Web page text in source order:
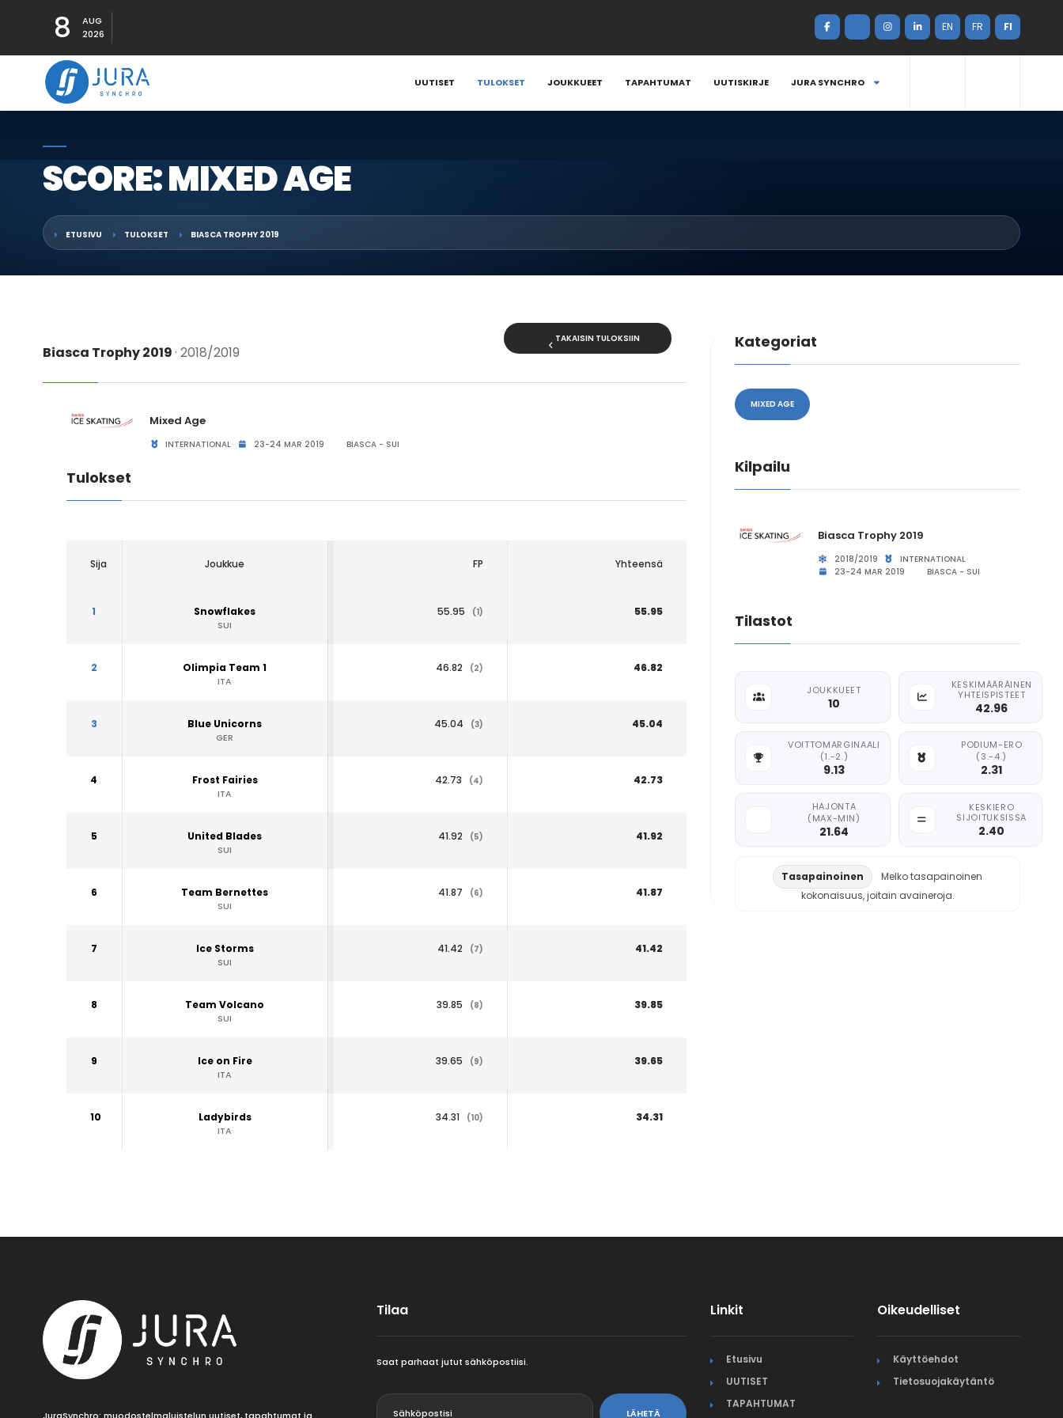
8
AUG
2026
EN FR FI
UUTISET TULOKSET JOUKKUEET TAPAHTUMAT UUTISKIRJE JURA SYNCHRO
SCORE: MIXED AGE
ETUSIVU TULOKSET BIASCA TROPHY 2019
Biasca Trophy 2019· 2018/2019
TAKAISIN TULOKSIIN
Mixed Age
INTERNATIONAL 23-24 MAR 2019 BIASCA - SUI
Tulokset
Sija Joukkue FP Yhteensä
1 Snowflakes
SUI
55.95 (1) 55.95
2 Olimpia Team 1
ITA
46.82 (2) 46.82
3 Blue Unicorns
GER
45.04 (3) 45.04
4 Frost Fairies
ITA
42.73 (4) 42.73
5 United Blades
SUI
41.92 (5) 41.92
6 Team Bernettes
SUI
41.87 (6) 41.87
7 Ice Storms
SUI
41.42 (7) 41.42
8 Team Volcano
SUI
39.85 (8) 39.85
9 Ice on Fire
ITA
39.65 (9) 39.65
10 Ladybirds
ITA
34.31 (10) 34.31
Kategoriat
MIXED AGE
Kilpailu
Biasca Trophy 2019
2018/2019
INTERNATIONAL
23-24 MAR 2019
BIASCA - SUI
Tilastot
JOUKKUEET
10
KESKIMÄÄRÄINEN
YHTEISPISTEET
42.96
VOITTOMARGINAALI
(1.-2.)
9.13
PODIUM-ERO
(3.-4.)
2.31
HAJONTA
(MAX-MIN)
21.64
KESKIERO
SIJOITUKSISSA
2.40
Tasapainoinen
Melko tasapainoinen
kokonaisuus, joitain avaineroja.
Tilaa
Saat parhaat jutut sähköpostiisi.
LÄHETÄ
Linkit
Etusivu
UUTISET
TAPAHTUMAT
Oikeudelliset
Käyttöehdot
Tietosuojakäytäntö